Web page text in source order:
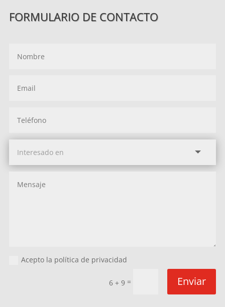
FORMULARIO DE CONTACTO
Acepto la política de privacidad
6 + 9 = Enviar